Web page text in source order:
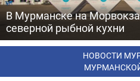
В Мурманске на
северной рыбной кухни
НОВОСТИ